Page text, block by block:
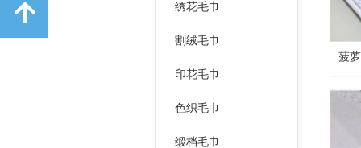
菠
绣花毛巾
割绒毛巾
印花毛巾
色织毛巾
缎档毛巾
녕